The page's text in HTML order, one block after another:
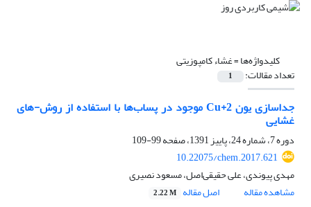
کلیدواژه‌ها =غشاء کامپوزیتی
تعداد مقالات: 1
جداسازی یون Cu+2 موجود در پساب‌ها با استفاده از روش-های
غشایی
دوره 7، شماره 24، پاییز 1391، صفحه
99-109
10.22075/chem.2017.621
مهدی پیوندی، علی حقیقی‌اصل، مسعود نصیری
مشاهده مقاله
اصل مقاله 2.22 M